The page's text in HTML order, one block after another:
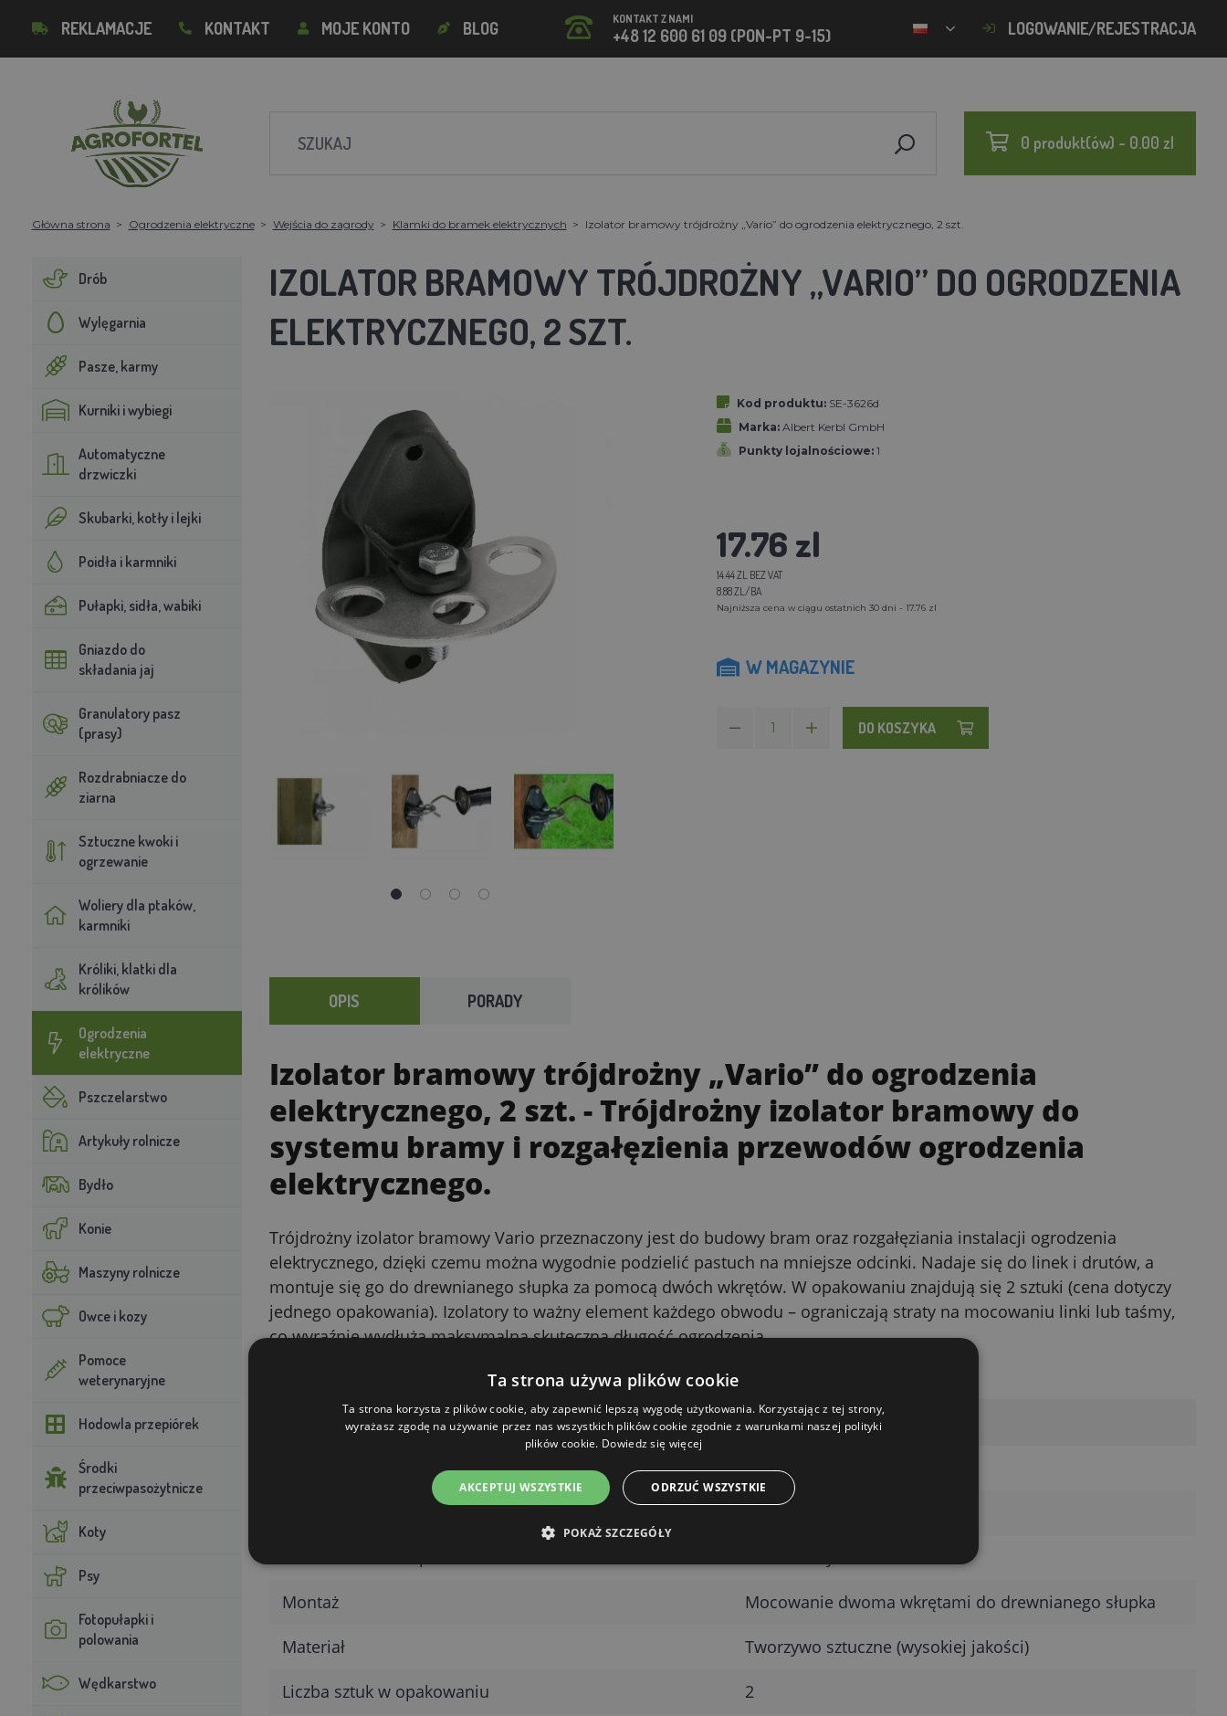
REKLAMACJE KONTAKT MOJE KONTO BLOG KONTAKT Z NAMI
+48 12 600 61 09 (PON-PT 9-15) LOGOWANIE/REJESTRACJA
0 produkt(ów) - 0.00 zl
Główna strona Ogrodzenia elektryczne Wejścia do zagrody Klamki do bramek elektrycznych Izolator bramowy trójdrożny „Vario” do ogrodzenia elektrycznego, 2 szt.
Drób
Wylęgarnia
Pasze, karmy
Kurniki i wybiegi
Automatyczne
drzwiczki
Skubarki, kotły i lejki
Poidła i karmniki
Pułapki, sidła, wabiki
Gniazdo do
składania jaj
Granulatory pasz
(prasy)
Rozdrabniacze do
ziarna
Sztuczne kwoki i
ogrzewanie
Woliery dla ptaków,
karmniki
Króliki, klatki dla
królików
Ogrodzenia
elektryczne
Pszczelarstwo
Artykuły rolnicze
Bydło
Konie
Maszyny rolnicze
Owce i kozy
Pomoce
weterynaryjne
Hodowla przepiórek
Środki
przeciwpasożytnicze
Koty
Psy
Fotopułapki i
polowania
Wędkarstwo
IZOLATOR BRAMOWY TRÓJDROŻNY „VARIO” DO OGRODZENIA
ELEKTRYCZNEGO, 2 SZT.
Kod produktu: SE-3626d
Marka: Albert Kerbl GmbH
Punkty lojalnościowe: 1
17.76 zl
14.44 ZL BEZ VAT
8.88 ZL/BA
Najniższa cena w ciągu ostatnich 30 dni - 17.76 zl
W MAGAZYNIE
DO KOSZYKA
OPIS PORADY
Izolator bramowy trójdrożny „Vario” do ogrodzenia
elektrycznego, 2 szt. - Trójdrożny izolator bramowy do
systemu bramy i rozgałęzienia przewodów ogrodzenia
elektrycznego.
Trójdrożny izolator bramowy Vario przeznaczony jest do budowy bram oraz rozgałęziania instalacji ogrodzenia
elektrycznego, dzięki czemu można wygodnie podzielić pastuch na mniejsze odcinki. Nadaje się do linek i drutów, a
montuje się go do drewnianego słupka za pomocą dwóch wkrętów. W opakowaniu znajdują się 2 sztuki (cena dotyczy
jednego opakowania). Izolatory to ważny element każdego obwodu – ograniczają straty na mocowaniu linki lub taśmy,
co wyraźnie wydłuża maksymalną skuteczną długość ogrodzenia.
Parametry techniczne
Parametr Wartość
Trójdrożny izolator bramowy
KERBL Vario
Montaż Mocowanie dwoma wkrętami do drewnianego słupka
Materiał Tworzywo sztuczne (wysokiej jakości)
Liczba sztuk w opakowaniu 2
Ta strona używa plików cookie
Ta strona korzysta z plików cookie, aby zapewnić lepszą wygodę użytkowania. Korzystając z tej strony,
wyrażasz zgodę na używanie przez nas wszystkich plików cookie zgodnie z warunkami naszej polityki
plików cookie. Dowiedz się więcej
AKCEPTUJ WSZYSTKIE ODRZUĆ WSZYSTKIE
POKAŻ SZCZEGÓŁY